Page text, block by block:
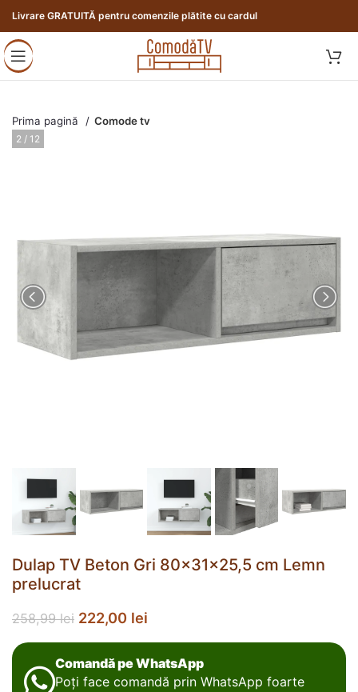
Livrare GRATUITĂ pentru comenzile plătite cu cardul
Prima pagină Comode tv
2 / 12
Dulap TV Beton Gri 80x31x25,5 cm Lemn
prelucrat
258,99lei 222,00 lei
Comandă pe WhatsApp
Poți face comandă prin WhatsApp foarte